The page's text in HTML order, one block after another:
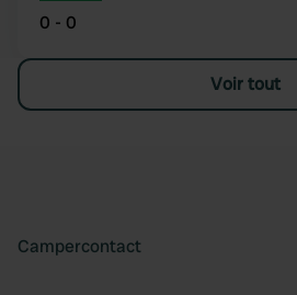
0 - 0
Voir tout
Campercontact